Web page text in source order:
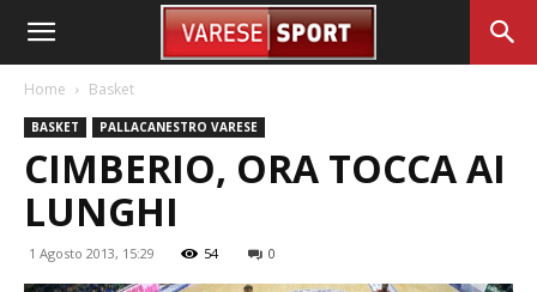
Home Basket
BASKET PALLACANESTRO VARESE
CIMBERIO, ORA TOCCA AI
LUNGHI
1 Agosto 2013, 15:29 54 0